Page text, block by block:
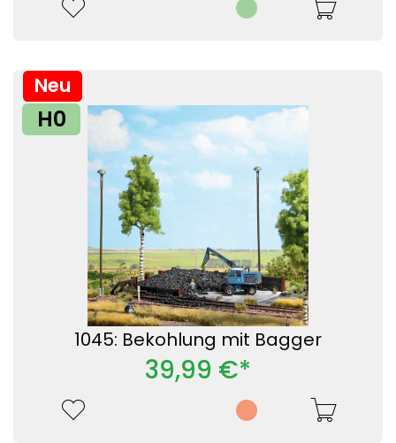
H0
1045: Bekohlung mit Bagger
Neu
39,99 €*